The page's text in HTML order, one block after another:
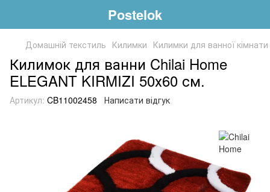
Postelok
Домашній текстиль Килимки Килимки для ванної кімнати
Килимок для ванни Chilai Home
ELEGANT KIRMIZI 50х60 см.
Артикул: CB11002458 Написати відгук